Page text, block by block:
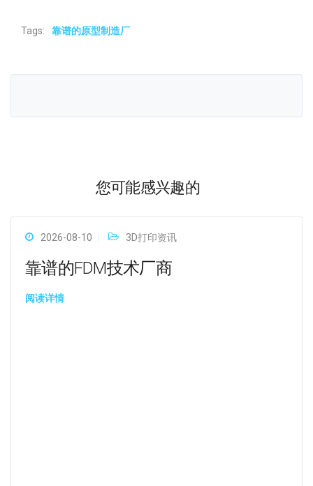
Tags: 靠谱的原型制造厂
您可能感兴趣的
2026-08-10 3D打印资讯
靠谱的FDM技术厂商
阅读详情